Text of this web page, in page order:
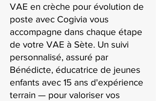
VAE en crèche pour évolution de
poste avec Cogivia vous
accompagne dans chaque étape
de votre VAE à Sète. Un suivi
personnalisé, assuré par
Bénédicte, éducatrice de jeunes
enfants avec 15 ans d'expérience
terrain — pour valoriser vos